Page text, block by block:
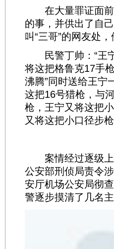
在大量罪证面前
的事，并供出了自
叫“三哥”的网友处
民警丁帅：“王宁
将这把格鲁克17手
沸腾”同时送给王宁
这把16号猎枪，与
枪，王宁又将这把
又将这把小口径步
案情经过逐级上
公安部刑侦局责令
安厅机场公安局彻
警逐步摸清了几名